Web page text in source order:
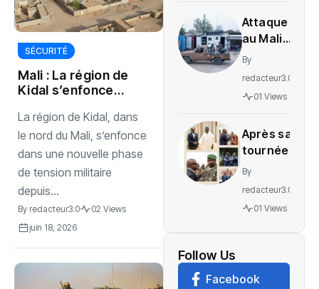
SÉCURITÉ
Mali : La région de
Kidal s’enfonce
spirale de
tensions
La région de Kidal, dans
le nord du Mali, s’enfonce
dans une nouvelle phase
de tension militaire
depuis...
By redacteur3.0
02 Views
juin 18, 2026
Ituri
Attaque
au Mali :
L’ONU
enquête
soldats
tués
By
redacteur3.0
01 Views
Après sa
tournée
régionale,
de
By
redacteur3.0
01 Views
Follow Us
Facebook